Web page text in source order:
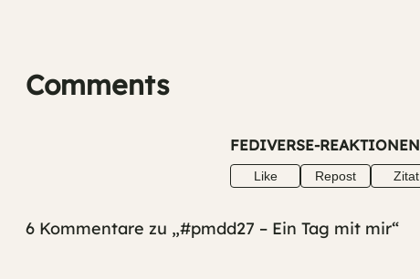
Comments
FEDIVERSE-REAKTIONEN
Like Repost Zitat
6 Kommentare zu „#pmdd27 – Ein Tag mit mir“